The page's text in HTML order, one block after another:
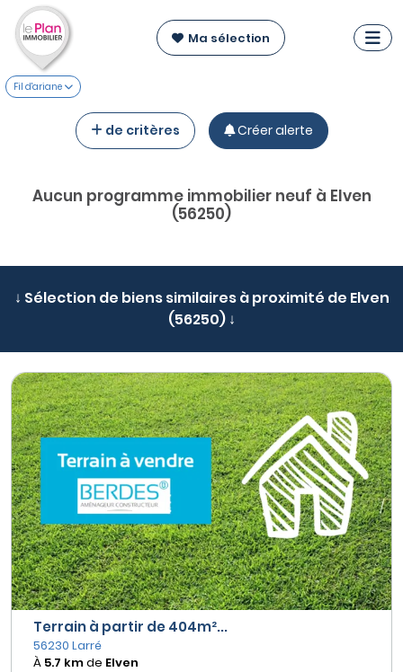
Ma sélection
Fil d'ariane
de critères Créer alerte
Aucun programme immobilier neuf à Elven
(56250)
↓ Sélection de biens similaires à proximité de Elven
(56250) ↓
Terrain à partir de 404m²...
56230 Larré
À 5.7 kmde Elven